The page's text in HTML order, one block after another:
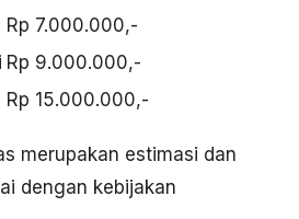
Rp 7.000.000,-
Rp 9.000.000,-
Rp 15.000.000,-
merupakan estimasi dan
dengan kebijakan